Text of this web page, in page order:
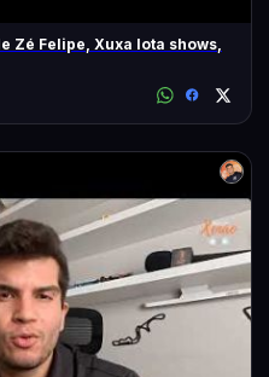
Zé Felipe, Xuxa lota shows,